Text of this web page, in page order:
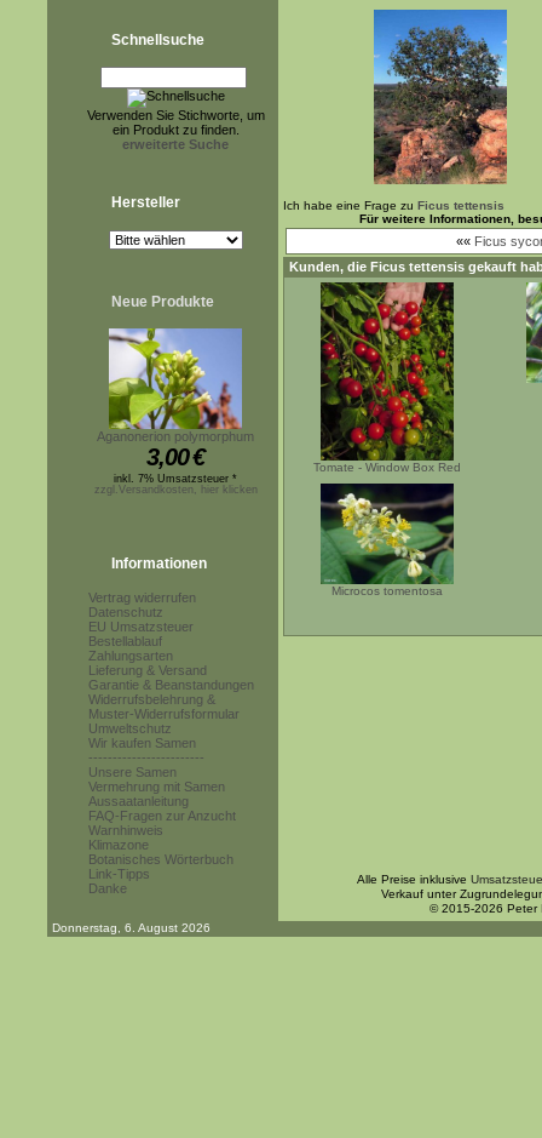
Schnellsuche
Verwenden Sie Stichworte, um
ein Produkt zu finden.
erweiterte Suche
Hersteller
Neue Produkte
Aganonerion polymorphum
3,00€
inkl. 7% Umsatzsteuer *
zzgl.Versandkosten, hier klicken
Informationen
Vertrag widerrufen
Datenschutz
EU Umsatzsteuer
Bestellablauf
Zahlungsarten
Lieferung & Versand
Garantie & Beanstandungen
Widerrufsbelehrung &
Muster-Widerrufsformular
Umweltschutz
Wir kaufen Samen
------------------------
Unsere Samen
Vermehrung mit Samen
Aussaatanleitung
FAQ-Fragen zur Anzucht
Warnhinweis
Klimazone
Botanisches Wörterbuch
Link-Tipps
Danke
Ich habe eine Frage zu Ficus tettensis
Für weitere Informationen,
«« Ficus
Kunden, die Ficus tettensis gekauft
Tomate - Window Box Red
Microcos tomentosa
Alle Preise inklusive
Verkauf unter
© 2015-2026 Peter
Donnerstag, 6. August 2026